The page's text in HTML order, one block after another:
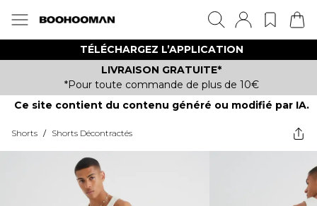
TÉLÉCHARGEZ L’APPLICATION
LIVRAISON GRATUITE*
*Pour toute commande de plus de 10€
Ce site contient du contenu généré ou modifié par IA.
Shorts / Shorts Décontractés